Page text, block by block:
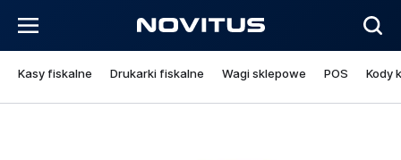
Kasy fiskalne Drukarki fiskalne Wagi sklepowe POS Kody